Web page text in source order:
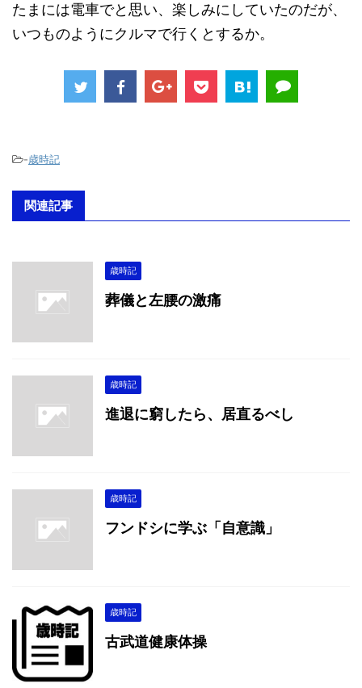
たまには電車でと思い、楽しみにしていたのだが、
いつものようにクルマで行くとするか。
-歳時記
関連記事
歳時記
葬儀と左腰の激痛
歳時記
進退に窮したら、居直るべし
歳時記
フンドシに学ぶ「自意識」
歳時記
古武道健康体操